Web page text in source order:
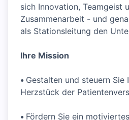
sich Innovation, Teamgeist
Zusammenarbeit - und
als Stationsleitung den
Ihre Mission
• Gestalten und steuern Sie
Herzstück der
• Fördern Sie ein